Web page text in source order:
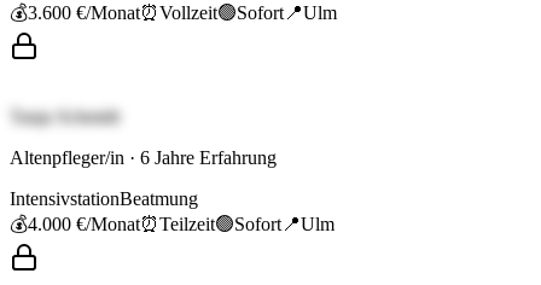
💰3.600 €/Monat⏰Vollzeit🟢Sofort 📍Ulm
Tanja Schmidt
Altenpfleger/in · 6 Jahre Erfahrung
IntensivstationBeatmung
💰4.000 €/Monat⏰Teilzeit🟢Sofort 📍Ulm